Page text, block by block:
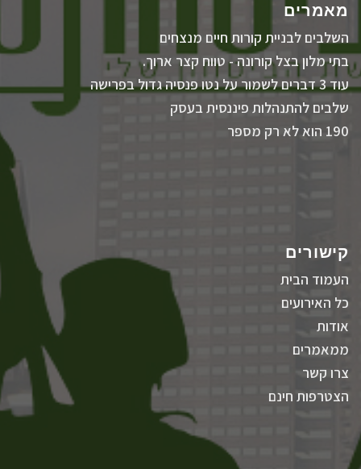
מאמרים
השלבים לבניית קורות חיים מנצחים
בתי מלון בצל קורונה - טווח קצר ארוך.
עוד 3 דברים לשמור על נטו פנסיה גדול בפרישה
שלבים להתנהלות פיננסית בעסק
190 הוא לא רק מספר
קישורים
העמוד הבית
כל האירועים
אודות
ממאמרים
צרו קשר
הצטרפות חינם